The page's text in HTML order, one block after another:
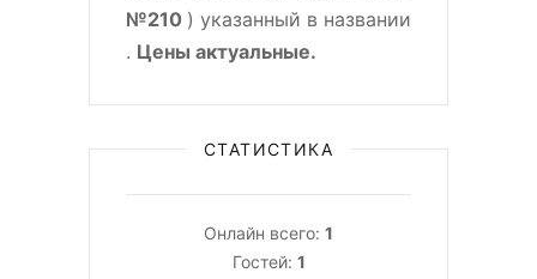
№210 ) указанный в названии
. Цены актуальные.
СТАТИСТИКА
Онлайн всего: 1
Гостей: 1